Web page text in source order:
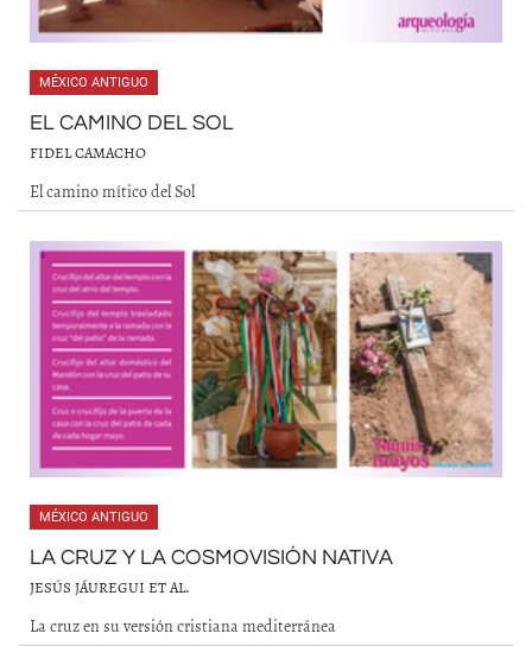
MÉXICO ANTIGUO
EL CAMINO DEL SOL
FIDEL CAMACHO
El camino mítico del Sol
MÉXICO ANTIGUO
LA CRUZ Y LA COSMOVISIÓN NATIVA
JESÚS JÁUREGUI ET AL.
La cruz en su versión cristiana mediterránea